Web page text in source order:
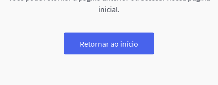
inicial.
Retornar ao início